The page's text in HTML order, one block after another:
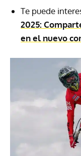
Te puede
2025:
en el nuevo